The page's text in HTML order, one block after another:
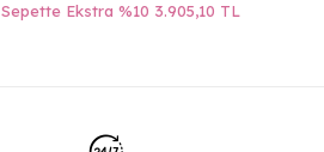
Sepette Ekstra %10 3.905,10 TL